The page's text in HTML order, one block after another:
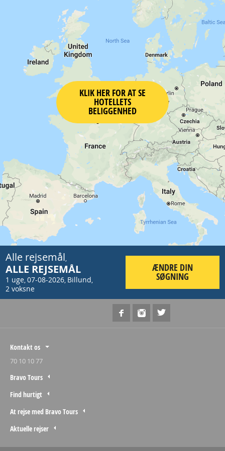
KLIK HER FOR AT SE
HOTELLETS
BELIGGENHED
Alle rejsemål,
ALLE REJSEMÅL
1 uge,07-08-2026, Billund,
2 voksne
ÆNDRE DIN
SØGNING
Kontakt os
70 10 10 77
Bravo Tours
Find hurtigt
At rejse med Bravo Tours
Aktuelle rejser